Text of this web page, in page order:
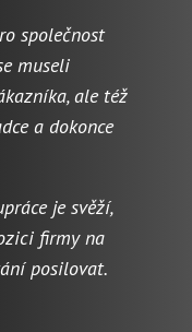
společnost
museli
ale též
a dokonce
je svěží,
firmy na
posilovat.